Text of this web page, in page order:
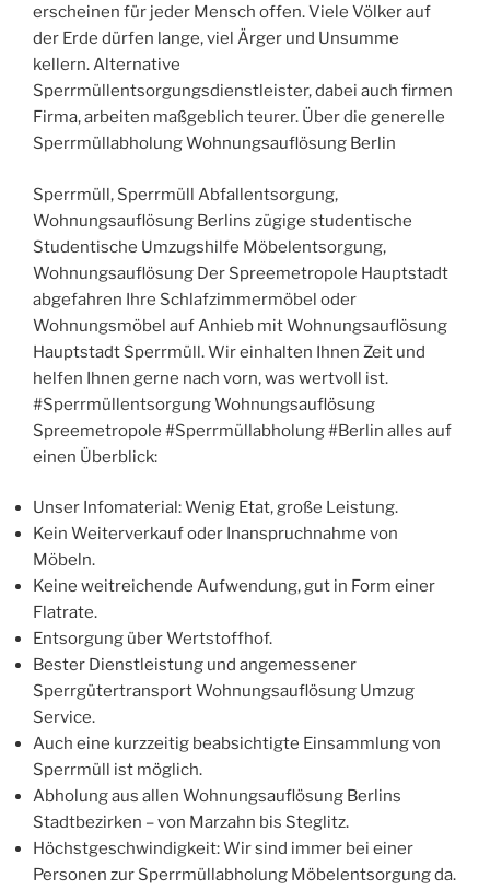
erscheinen für jeder Mensch offen. Viele Völker auf
der Erde dürfen lange, viel Ärger und Unsumme
kellern. Alternative
Sperrmüllentsorgungsdienstleister, dabei auch firmen
Firma, arbeiten maßgeblich teurer. Über die generelle
Sperrmüllabholung Wohnungsauflösung Berlin
Sperrmüll, Sperrmüll Abfallentsorgung,
Wohnungsauflösung Berlins zügige studentische
Studentische Umzugshilfe Möbelentsorgung,
Wohnungsauflösung Der Spreemetropole Hauptstadt
abgefahren Ihre Schlafzimmermöbel oder
Wohnungsmöbel auf Anhieb mit Wohnungsauflösung
Hauptstadt Sperrmüll. Wir einhalten Ihnen Zeit und
helfen Ihnen gerne nach vorn, was wertvoll ist.
#Sperrmüllentsorgung Wohnungsauflösung
Spreemetropole #Sperrmüllabholung #Berlin alles auf
einen Überblick:
Unser Infomaterial: Wenig Etat, große Leistung.
Kein Weiterverkauf oder Inanspruchnahme von
Möbeln.
Keine weitreichende Aufwendung, gut in Form einer
Flatrate.
Entsorgung über Wertstoffhof.
Bester Dienstleistung und angemessener
Sperrgütertransport Wohnungsauflösung Umzug
Service.
Auch eine kurzzeitig beabsichtigte Einsammlung von
Sperrmüll ist möglich.
Abholung aus allen Wohnungsauflösung Berlins
Stadtbezirken – von Marzahn bis Steglitz.
Höchstgeschwindigkeit: Wir sind immer bei einer
Personen zur Sperrmüllabholung Möbelentsorgung da.